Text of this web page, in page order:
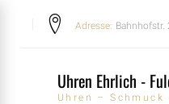
Adresse: Bahnhofstr.
Uhren Ehrlich -
Uhren – Schmuck